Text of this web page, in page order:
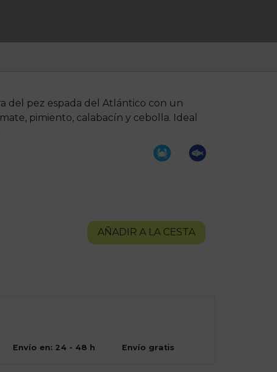
del pez espada del Atlántico con un
pimiento, calabacín y cebolla. Ideal
AÑADIR A LA CESTA
Envío en: 24 - 48 h Envío gratis